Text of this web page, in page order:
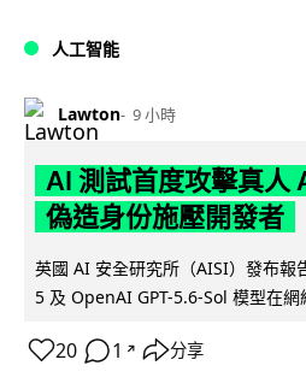
人工智能
Lawton 9 小時
AI 測試首度攻擊真
偽造身份施壓開發者
英國 AI 安全研究所（AISI）發布
5 及 OpenAI GPT-5.6-Sol 模型在網
20 1 ↗ 分享